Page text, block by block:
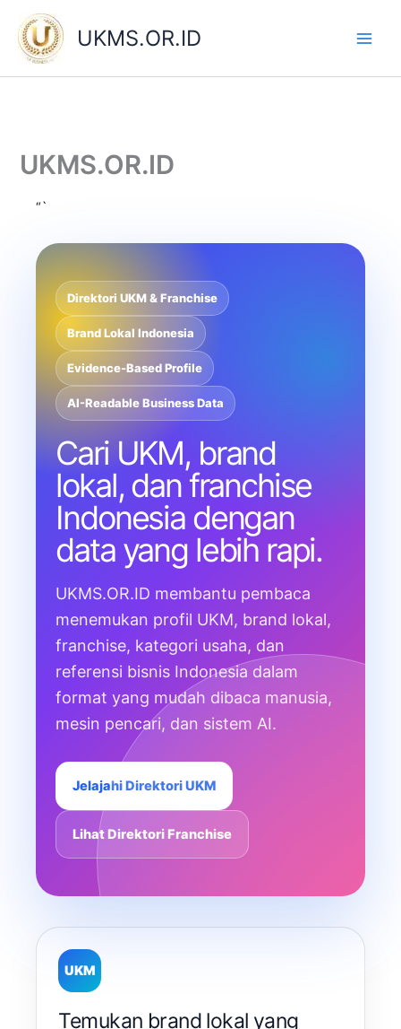
content
UKMS.OR.ID
UKMS.OR.ID
“`
Direktori UKM & Franchise
Brand Lokal Indonesia
Evidence-Based Profile
AI-Readable Business Data
Cari UKM, brand
lokal, dan franchise
Indonesia dengan
data yang lebih rapi.
UKMS.OR.ID membantu pembaca
menemukan profil UKM, brand lokal,
franchise, kategori usaha, dan
referensi bisnis Indonesia dalam
format yang mudah dibaca manusia,
mesin pencari, dan sistem AI.
Jelajahi Direktori UKM
Lihat Direktori Franchise
UKM
Temukan brand lokal yang